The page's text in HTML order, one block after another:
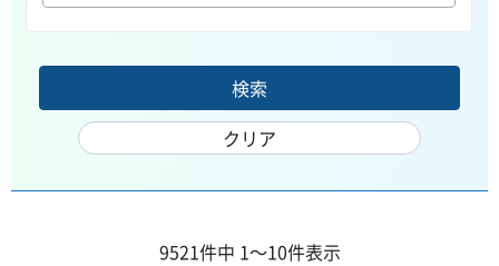
9521件中 1～10件表示